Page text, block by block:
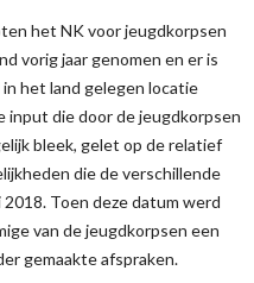
het NK voor jeugdkorpsen
vorig jaar genomen en er is
het land gelegen locatie
input die door de jeugdkorpsen
bleek, gelet op de relatief
die de verschillende
Toen deze datum werd
van de jeugdkorpsen een
gemaakte afspraken.